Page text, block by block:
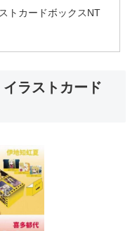
トカードボックスNT
ラストカード